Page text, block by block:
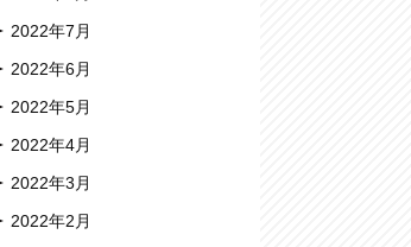
2022年7月
2022年6月
2022年5月
2022年4月
2022年3月
2022年2月